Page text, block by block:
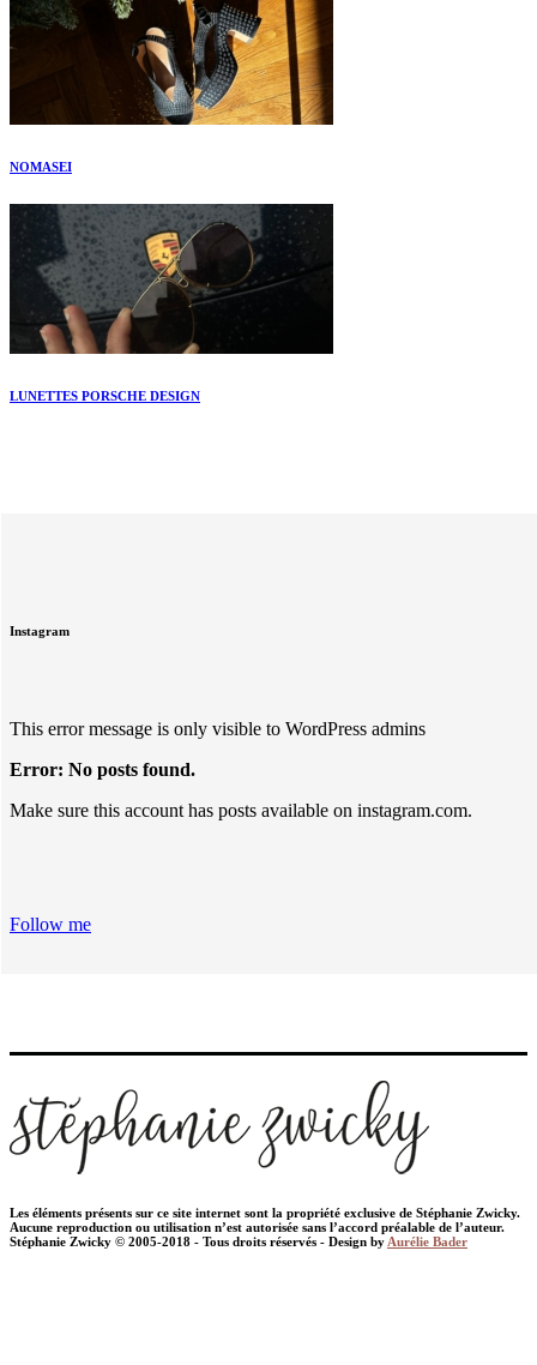
NOMASEI
LUNETTES PORSCHE DESIGN
Instagram
This error message is only visible to WordPress admins
Error: No posts found.
Make sure this account has posts available on instagram.com.
Follow me
Les éléments présents sur ce site internet sont la propriété exclusive de Stéphanie Zwicky.
Aucune reproduction ou utilisation n’est autorisée sans l’accord préalable de l’auteur.
Stéphanie Zwicky © 2005-2018 - Tous droits réservés - Design by Aurélie Bader